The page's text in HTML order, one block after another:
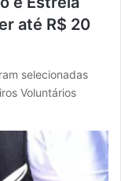
até R$ 20
selecionadas
Voluntários